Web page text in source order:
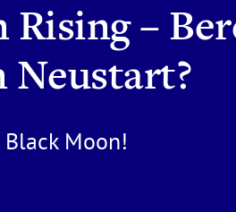
Rising –
Neustart?
Moon!